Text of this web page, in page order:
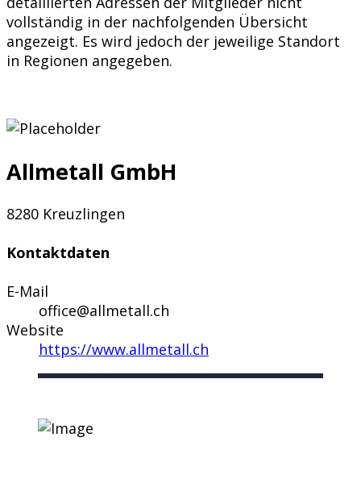
vollständig in der nachfolgenden Übersicht
angezeigt. Es wird jedoch der jeweilige Standort
in Regionen angegeben.
Allmetall GmbH
8280 Kreuzlingen
Kontaktdaten
E-Mail
office@allmetall.ch
Website
https://www.allmetall.ch